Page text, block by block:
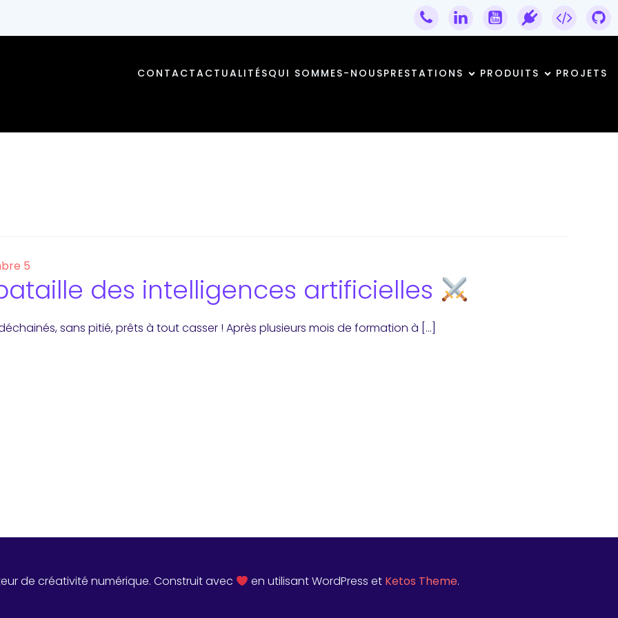
CONTACTACTUALITÉSQUI SOMMES-NOUSPRESTATIONS PRODUITS PROJETS
5
des intelligences artificielles
sans pitié, prêts à tout casser ! Après plusieurs mois de formation à […]
de créativité numérique. Construit avec en utilisant WordPress et Ketos Theme.